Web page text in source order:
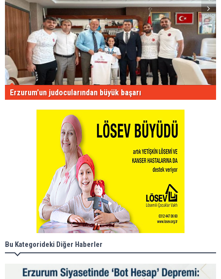
Erzurum'un judocularından büyük başarı
Bu Kategorideki Diğer Haberler